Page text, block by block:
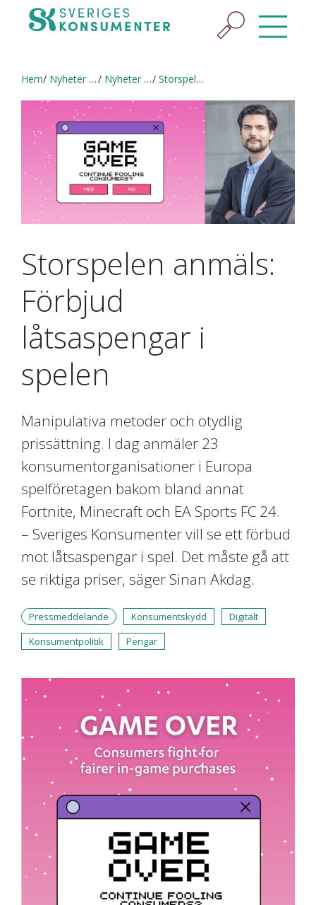
Hem Nyheter & press Nyheter och pressmeddelanden Storspelen anmäls: Förbjud låtsaspengar i spelen
Storspelen anmäls:
Förbjud
låtsaspengar i
spelen
Manipulativa metoder och otydlig
prissättning. I dag anmäler 23
konsumentorganisationer i Europa
spelföretagen bakom bland annat
Fortnite, Minecraft och EA Sports FC 24.
– Sveriges Konsumenter vill se ett förbud
mot låtsaspengar i spel. Det måste gå att
se riktiga priser, säger Sinan Akdag.
Pressmeddelande Konsumentskydd
Digitalt
Konsumentpolitik
Pengar